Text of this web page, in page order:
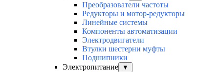
Преобразователи частоты
Редукторы и мотор-редукторы
Линейные системы
Компоненты автоматизации
Электродвигатели
Втулки шестерни муфты
Подшипники
Электропитание
▼